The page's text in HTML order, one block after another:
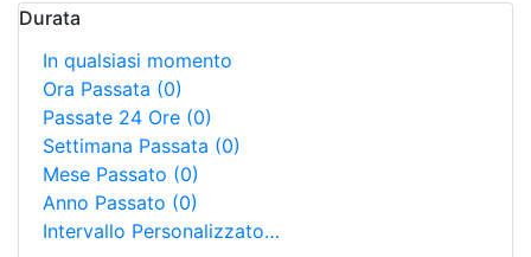
Durata
In qualsiasi momento
Ora Passata (0)
Passate 24 Ore (0)
Settimana Passata (0)
Mese Passato (0)
Anno Passato (0)
Intervallo Personalizzato…